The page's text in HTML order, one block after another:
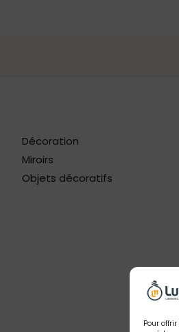
Pour
Décoration
Miroirs
Objets décoratifs